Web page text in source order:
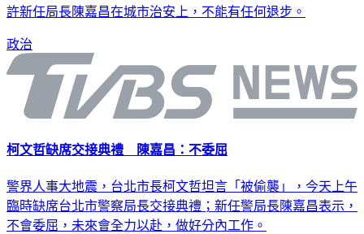
許新任局長陳嘉昌在城市治安上，不能有任何退步。
政治
柯文哲缺席交接典禮 陳嘉昌：不委屈
警界人事大地震，台北市長柯文哲坦言「被偷襲」，今天上午
臨時缺席台北市警察局長交接典禮；新任警局長陳嘉昌表示，
不會委屈，未來會全力以赴，做好分內工作。